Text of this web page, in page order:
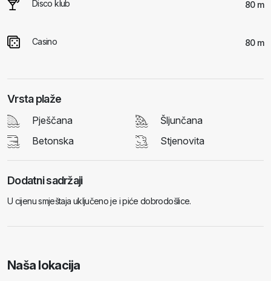
Disco klub 80 m
Casino 80 m
Vrsta plaže
Pješčana
Šljunčana
Betonska
Stjenovita
Dodatni sadržaji
U cijenu smještaja uključeno je i piće dobrodošlice.
Naša lokacija